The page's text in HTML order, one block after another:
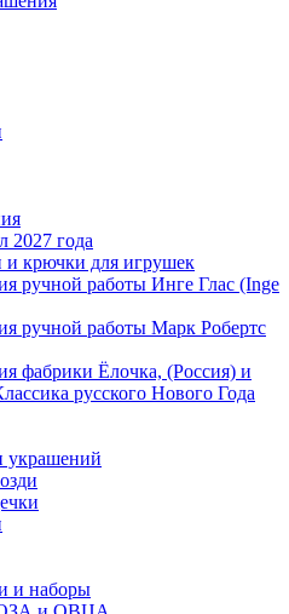
2027 года
и крючки для игрушек
ручной работы Инге Глас (Inge
ручной работы Марк Робертс
фабрики Ёлочка, (Россия) и
русского Нового Года
украшений
и наборы